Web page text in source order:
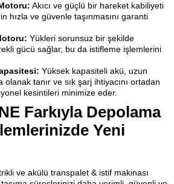
Akıcı ve güçlü bir hareket kabiliyeti
hızla ve güvenle taşınmasını garanti
Yükleri sorunsuz bir şekilde
gücü sağlar, bu da istifleme işlemlerini
Yüksek kapasiteli akü, uzun
olanak tanır ve sık şarj ihtiyacını ortadan
kesintileri minimize eder.
Farkıyla Depolama
Yeni
ve akülü transpalet & istif makinası